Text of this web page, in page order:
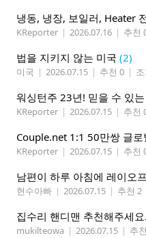
냉동, 냉장, 보일러, Heater
KReporter | 2026.07.16 | 추천
법을 지키지 않는 미국 (2)
미국 | 2026.07.15 | 추천 0 |
워싱턴주 23년! 믿을 수 있
KReporter | 2026.07.15 | 추천
KReporter | 2026.07.15 | 추천
현수아빠 | 2026.07.15 | 추천 2
집수리 핸디맨 추천해주세요.
mukilteowa | 2026.07.15 | 추